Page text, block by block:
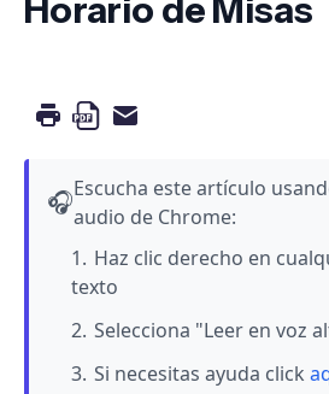
Horario de Misas
🎧Escucha este artículo
audio de Chrome:
Haz clic derecho en
texto
Selecciona "Leer en voz
Si necesitas ayuda click